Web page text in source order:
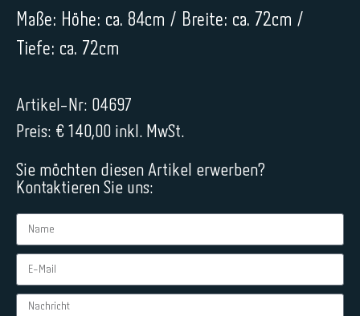
Maße: Höhe: ca. 84cm / Breite: ca. 72cm /
Tiefe: ca. 72cm
Artikel-Nr: 04697
Preis: € 140,00 inkl. MwSt.
Sie möchten diesen Artikel erwerben?
Kontaktieren Sie uns: